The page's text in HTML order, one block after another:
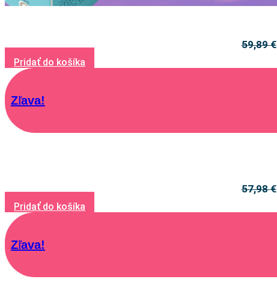
59,89€
Pridať do košíka
Zľava!
57,98€
Pridať do košíka
Zľava!